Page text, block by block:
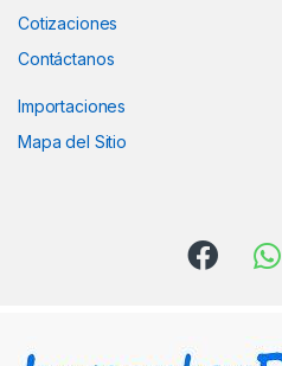
Cotizaciones
Contáctanos
Importaciones
Mapa del Sitio